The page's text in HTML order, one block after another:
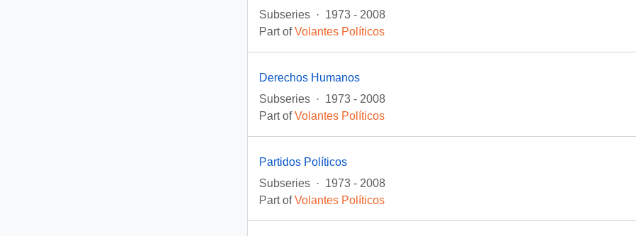
Subseries · 1973 - 2008
Part ofVolantes Políticos
Derechos Humanos
Subseries · 1973 - 2008
Part ofVolantes Políticos
Partidos Políticos
Subseries · 1973 - 2008
Part ofVolantes Políticos